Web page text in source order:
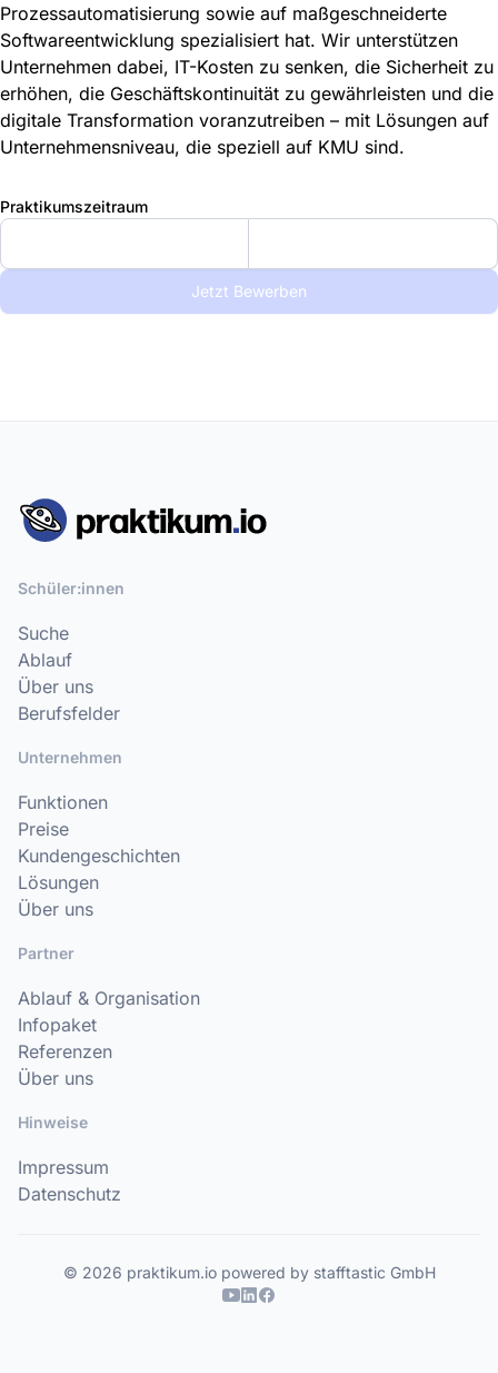
Prozessautomatisierung sowie auf maßgeschneiderte
Softwareentwicklung spezialisiert hat. Wir unterstützen
Unternehmen dabei, IT-Kosten zu senken, die Sicherheit zu
erhöhen, die Geschäftskontinuität zu gewährleisten und die
digitale Transformation voranzutreiben – mit Lösungen auf
Unternehmensniveau, die speziell auf KMU sind.
Praktikumszeitraum
Jetzt Bewerben
Schüler:innen
Suche
Ablauf
Über uns
Berufsfelder
Unternehmen
Funktionen
Preise
Kundengeschichten
Lösungen
Über uns
Partner
Ablauf & Organisation
Infopaket
Referenzen
Über uns
Hinweise
Impressum
Datenschutz
© 2026 praktikum.io powered by stafftastic GmbH